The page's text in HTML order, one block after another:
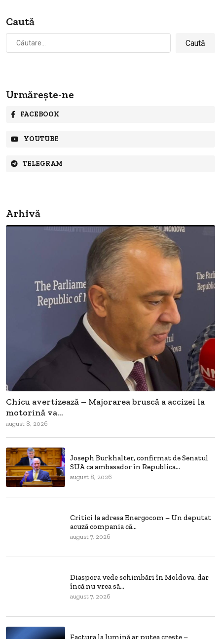
Caută
după:
Urmărește-ne
FACEBOOK
YOUTUBE
TELEGRAM
Arhivă
Chicu avertizează – Majorarea bruscă a accizei la
motorină va...
august 8, 2026
Joseph Burkhalter, confirmat de Senatul
SUA ca ambasador în Republica...
august 8, 2026
Critici la adresa Energocom – Un deputat
acuză compania că...
august 7, 2026
Diaspora vede schimbări în Moldova, dar
încă nu vrea să...
august 7, 2026
Factura la lumină ar putea crește –